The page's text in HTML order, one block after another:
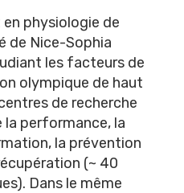
physiologie de
de Nice-Sophia
les facteurs de
olympique de haut
de recherche
la performance, la
la prévention
(~ 40
Dans le même